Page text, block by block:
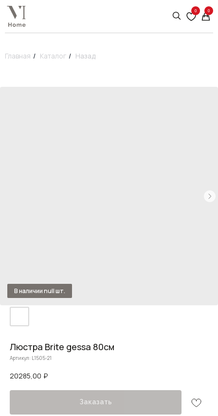
0 0
Главная / Каталог / Назад
Люстра Brite gessa 80см
Артикул: L1505-21
20285,00 ₽
Заказать